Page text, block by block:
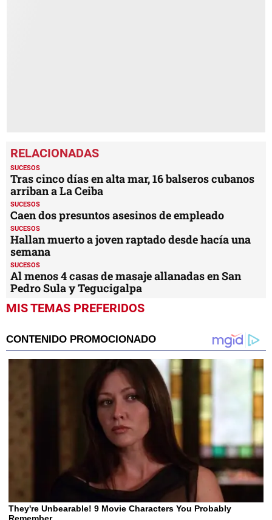
SUCESOS
Tras cinco días en alta mar, 16 balseros cubanos
arriban a La Ceiba
SUCESOS
Caen dos presuntos asesinos de empleado
SUCESOS
Hallan muerto a joven raptado desde hacía una
semana
SUCESOS
Al menos 4 casas de masaje allanadas en San
Pedro Sula y Tegucigalpa
MIS TEMAS PREFERIDOS